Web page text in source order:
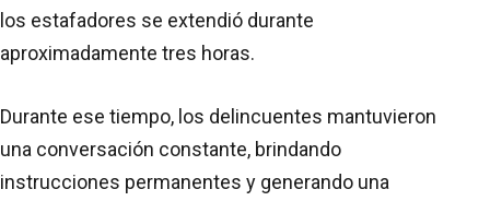
los estafadores se extendió durante
aproximadamente tres horas.
Durante ese tiempo, los delincuentes mantuvieron
una conversación constante, brindando
instrucciones permanentes y generando una